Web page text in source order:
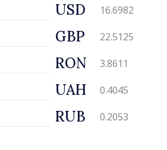
USD 16.6982
GBP 22.5125
RON 3.8611
UAH 0.4045
RUB 0.2053